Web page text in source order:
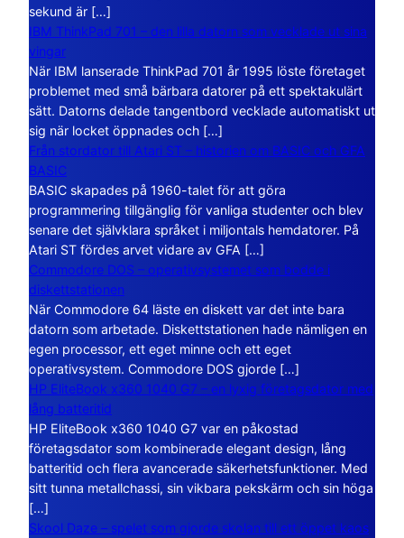
sekund är […]
IBM ThinkPad 701 – den lilla datorn som vecklade ut sina
vingar
När IBM lanserade ThinkPad 701 år 1995 löste företaget
problemet med små bärbara datorer på ett spektakulärt
sätt. Datorns delade tangentbord vecklade automatiskt ut
sig när locket öppnades och […]
Från stordator till Atari ST – historien om BASIC och GFA
BASIC
BASIC skapades på 1960-talet för att göra
programmering tillgänglig för vanliga studenter och blev
senare det självklara språket i miljontals hemdatorer. På
Atari ST fördes arvet vidare av GFA […]
Commodore DOS – operativsystemet som bodde i
diskettstationen
När Commodore 64 läste en diskett var det inte bara
datorn som arbetade. Diskettstationen hade nämligen en
egen processor, ett eget minne och ett eget
operativsystem. Commodore DOS gjorde […]
HP EliteBook x360 1040 G7 – en lyxig företagsdator med
lång batteritid
HP EliteBook x360 1040 G7 var en påkostad
företagsdator som kombinerade elegant design, lång
batteritid och flera avancerade säkerhetsfunktioner. Med
sitt tunna metallchassi, sin vikbara pekskärm och sin höga
[…]
Skool Daze – spelet som gjorde skolan till ett öppet kaos